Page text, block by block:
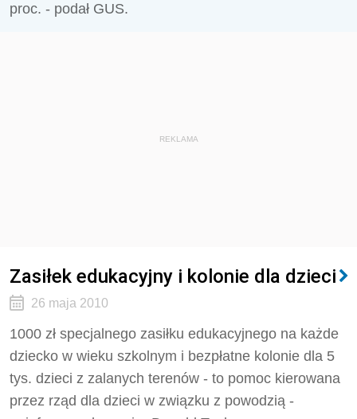
proc. - podał GUS.
REKLAMA
Zasiłek edukacyjny i kolonie dla dzieci
26 maja 2010
1000 zł specjalnego zasiłku edukacyjnego na każde
dziecko w wieku szkolnym i bezpłatne kolonie dla 5
tys. dzieci z zalanych terenów - to pomoc kierowana
przez rząd dla dzieci w związku z powodzią -